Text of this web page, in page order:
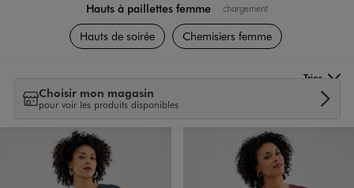
Hauts à paillettes femme chargement
Vêtements
Hauts de soirée Chemisiers femme
Choisir mon magasin
pour voir les produits disponibles
Trier